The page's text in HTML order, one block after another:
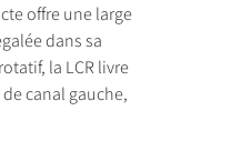
offre une large
dans sa
la LCR livre
canal gauche,